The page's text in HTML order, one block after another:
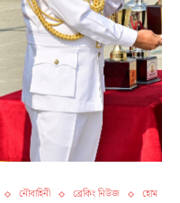
নৌবাহিনী ব্রেকিং নিউজ হোম